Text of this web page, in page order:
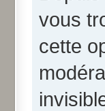
vous
cette